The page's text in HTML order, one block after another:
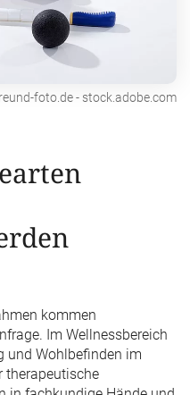
foto.de - stock.adobe.com
kommen
Im Wellnessbereich
und Wohlbefinden im
therapeutische